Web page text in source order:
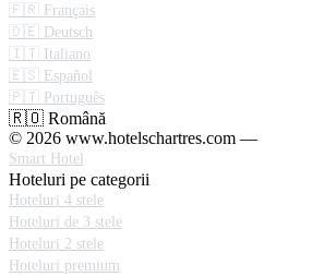
🇫🇷 Français
🇩🇪 Deutsch
🇮🇹 Italiano
🇪🇸 Español
🇵🇹 Português
🇷🇴 Română
© 2026 www.hotelschartres.com —
Smart Hotel
Hoteluri pe categorii
Hoteluri 4 stele
Hoteluri de 3 stele
Hoteluri 2 stele
Hoteluri premium